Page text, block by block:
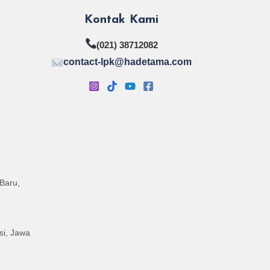
Jawa
Kontak Kami
(021) 38712082
contact-lpk@hadetama.com